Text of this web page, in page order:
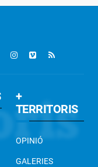
+
TERRITORIS
OPINIÓ
GALERIES